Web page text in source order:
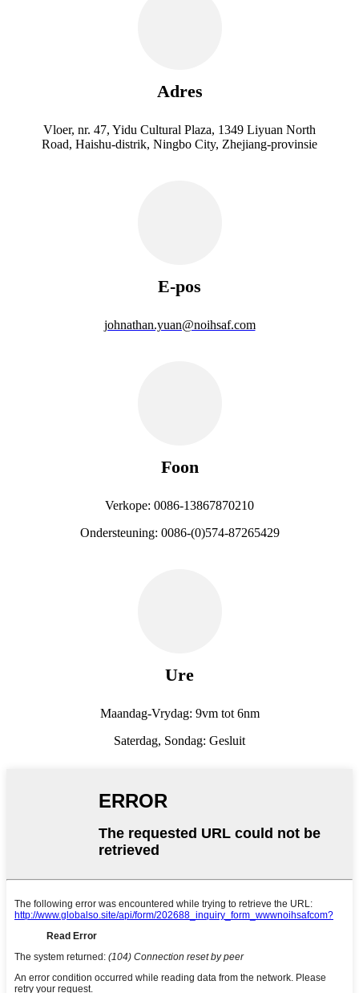
Adres
Vloer, nr. 47, Yidu Cultural Plaza, 1349 Liyuan North
Road, Haishu-distrik, Ningbo City, Zhejiang-provinsie
E-pos
johnathan.yuan@noihsaf.com
Foon
Verkope: 0086-13867870210
Ondersteuning: 0086-(0)574-87265429
Ure
Maandag-Vrydag: 9vm tot 6nm
Saterdag, Sondag: Gesluit